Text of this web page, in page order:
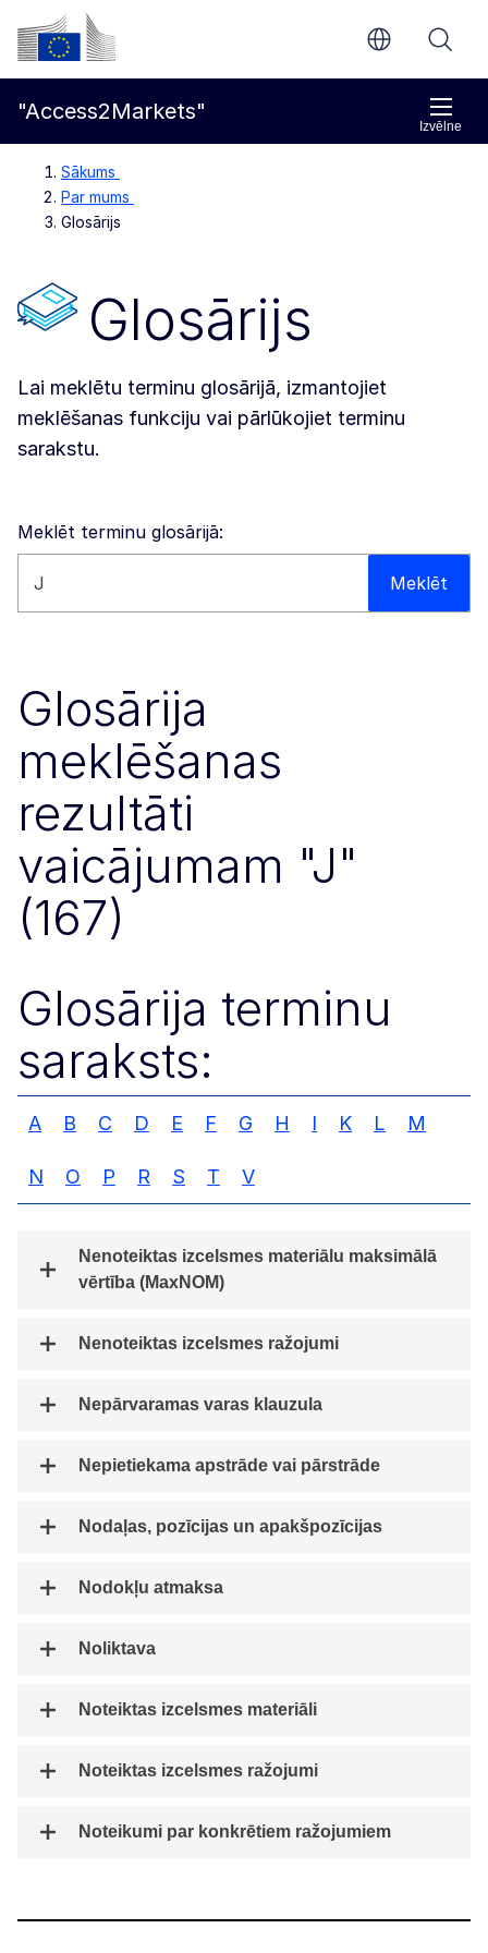
Pāriet uz galveno saturu
Eiropas Komisija
Izvēlne
"Access2Markets"
Sākums
Par mums
Glosārijs
Glosārijs
Lai meklētu terminu glosārijā, izmantojiet
meklēšanas funkciju vai pārlūkojiet terminu
sarakstu.
Meklēt terminu glosārijā:
Meklēt šajā tīmekļa vietnē Meklēt
Glosārija
meklēšanas
rezultāti
vaicājumam "J"
(167)
Glosārija terminu
saraksts:
A B C D E F G H I K L M
N O P R S T V
Nenoteiktas izcelsmes materiālu maksimālā
vērtība (MaxNOM)
Nenoteiktas izcelsmes ražojumi
Nepārvaramas varas klauzula
Nepietiekama apstrāde vai pārstrāde
Nodaļas, pozīcijas un apakšpozīcijas
Nodokļu atmaksa
Noliktava
Noteiktas izcelsmes materiāli
Noteiktas izcelsmes ražojumi
Noteikumi par konkrētiem ražojumiem